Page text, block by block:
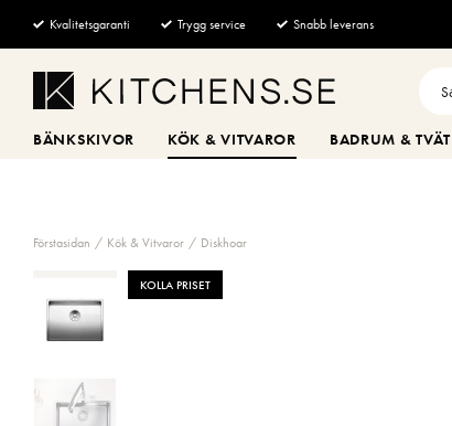
Kvalitetsgaranti Trygg service Snabb leverans
BÄNKSKIVOR KÖK & VITVAROR BADRUM &
Förstasidan Kök & Vitvaror Diskhoar
KOLLA PRISET